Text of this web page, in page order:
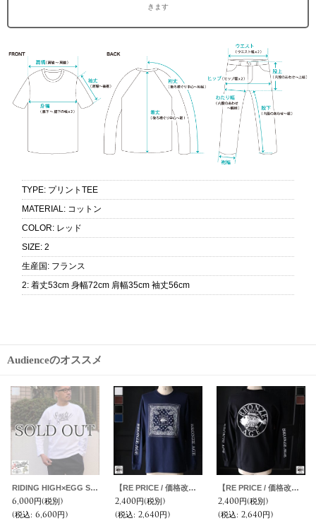
きます
TYPE: プリントTEE
MATERIAL: コットン
COLOR: レッド
SIZE: 2
生産国 : フランス
2: 着丈53cm 身幅72cm 肩幅35cm 袖丈56cm
Audienceのオススメ
RIDING HIGH×EGG SNDWCH LABEL/ PRINT L/S TEE（HOLIDAY）
6,000円(税別)
(税込: 6,600円)
【RE PRICE / 価格改定】BRONZE AGE（ブロンズエイジ）16/-天竺 プリント L/S TEE/ Audience
2,400円(税別)
(税込: 2,640円)
【RE PRICE / 価格改定】BRONZE AGE（ブロンズエイジ）16/-天竺 プリント L/S TEE/ Audience
2,400円(税別)
(税込: 2,640円)